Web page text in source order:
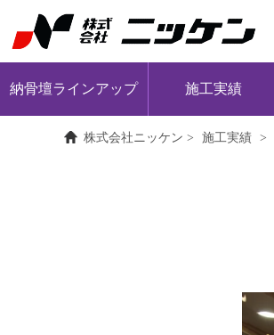
納骨壇ラインアップ
天然石納骨壇
施工実績
株式会社ニッケン > 施工実績 >